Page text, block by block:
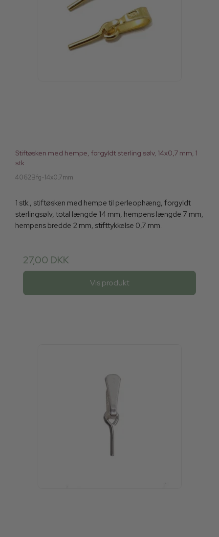
Stiftøsken med hempe, forgyldt sterling sølv, 14x0,7 mm, 1
stk.
4062Bfg-14x0.7mm
1 stk., stiftøsken med hempe til perleophæng, forgyldt
sterlingsølv, total længde 14 mm, hempens længde 7 mm,
hempens bredde 2 mm, stifttykkelse 0,7 mm.
27,00 DKK
Vis produkt